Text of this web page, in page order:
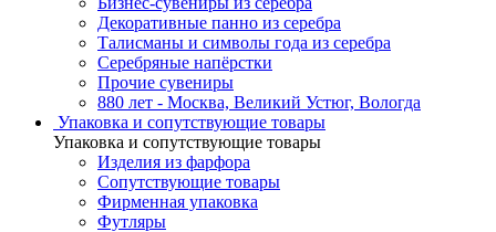
Декоративные панно из серебра
Талисманы и символы года из серебра
Серебряные напёрстки
Прочие сувениры
880 лет - Москва, Великий Устюг, Вологда
Упаковка и сопутствующие товары
Упаковка и сопутствующие товары
Изделия из фарфора
Сопутствующие товары
Фирменная упаковка
Футляры